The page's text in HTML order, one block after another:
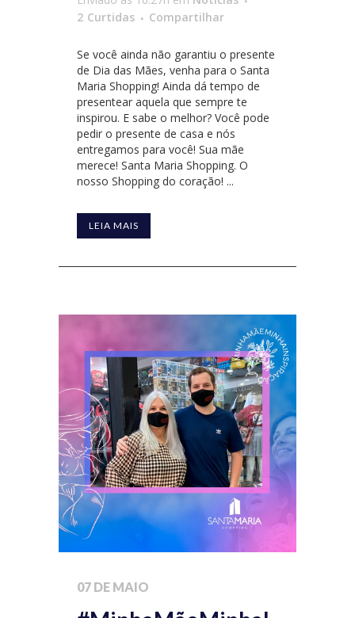
2 Curtidas Compartilhar
Se você ainda não garantiu o presente
de Dia das Mães, venha para o Santa
Maria Shopping! Ainda dá tempo de
presentear aquela que sempre te
inspirou. E sabe o melhor? Você pode
pedir o presente de casa e nós
entregamos para você! Sua mãe
merece! Santa Maria Shopping. O
nosso Shopping do coração! ...
LEIA MAIS
07 DE MAIO